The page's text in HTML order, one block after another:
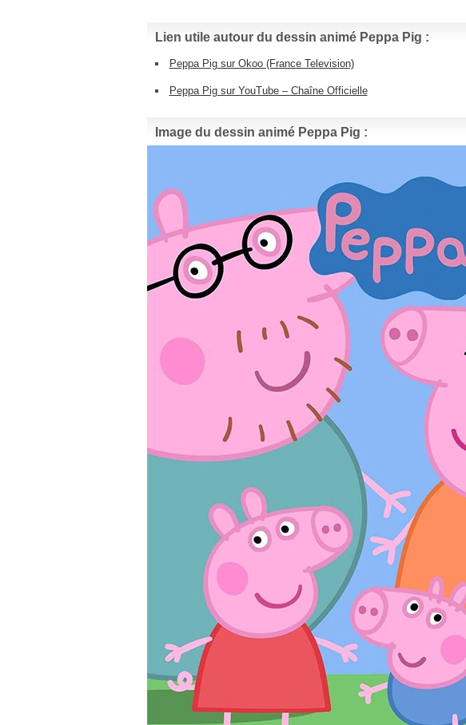
Lien utile autour du dessin animé Peppa Pig :
Peppa Pig sur Okoo (France Television)
Peppa Pig sur YouTube – Chaîne Officielle
Image du dessin animé Peppa Pig :